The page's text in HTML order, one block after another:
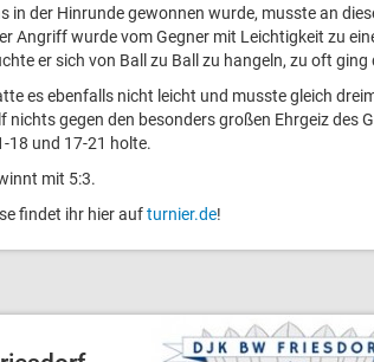
in der Hinrunde gewonnen wurde, musste an
Angriff wurde vom Gegner mit Leichtigkeit zu
er sich von Ball zu Ball zu hangeln, zu oft
es ebenfalls nicht leicht und musste gleich
nichts gegen den besonders großen Ehrgeiz des
18 und 17-21 holte.
mit 5:3.
findet ihr hier aufturnier.de!